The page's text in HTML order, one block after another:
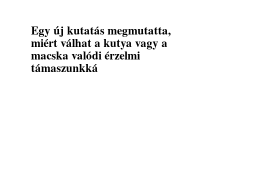
Egy új kutatás megmutatta,
miért válhat a kutya vagy a
macska valódi érzelmi
támaszunkká